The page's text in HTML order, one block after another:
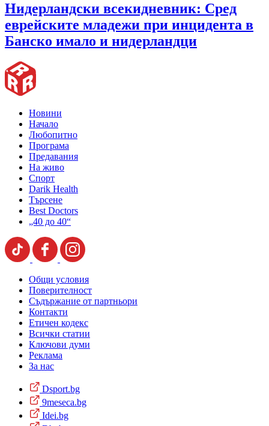
Нидерландски всекидневник: Сред
еврейските младежи при инцидента в
Банско имало и нидерландци
Новини
Начало
Любопитно
Програма
Предавания
На живо
Спорт
Darik Health
Търсене
Best Doctors
„40 до 40“
Общи условия
Поверителност
Съдържание от партньори
Контакти
Етичен кодекс
Всички статии
Ключови думи
Реклама
За нас
Dsport.bg
9meseca.bg
Idei.bg